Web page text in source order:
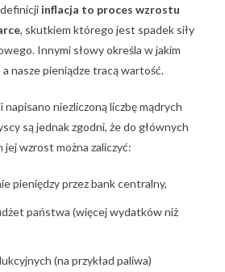
inflacja to proces wzrostu
, skutkiem którego jest spadek siły
Innymi słowy określa w jakim
nasze pieniądze tracą wartość.
niezliczoną liczbę mądrych
są jednak zgodni, że do głównych
wzrost można zaliczyć:
pieniędzy przez bank centralny,
państwa (więcej wydatków niż
(na przykład paliwa)